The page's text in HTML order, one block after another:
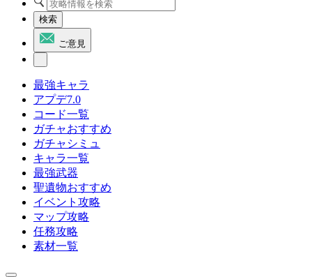
検索
ご意見
最強キャラ
アプデ7.0
コード一覧
ガチャおすすめ
ガチャシミュ
キャラ一覧
最強武器
聖遺物おすすめ
イベント攻略
マップ攻略
任務攻略
素材一覧